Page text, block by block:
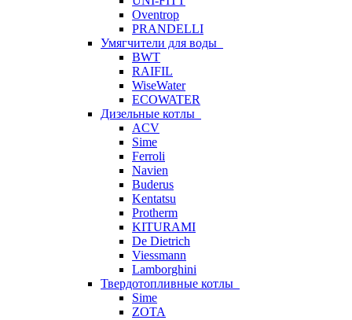
Oventrop
PRANDELLI
Умягчители для воды
BWT
RAIFIL
WiseWater
ECOWATER
Дизельные котлы
ACV
Sime
Ferroli
Navien
Buderus
Kentatsu
Protherm
KITURAMI
De Dietrich
Viessmann
Lamborghini
Твердотопливные котлы
Sime
ZOTA